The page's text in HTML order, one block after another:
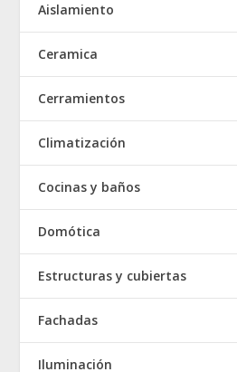
Aislamiento
Ceramica
Cerramientos
Climatización
Cocinas y baños
Domótica
Estructuras y cubiertas
Fachadas
Iluminación